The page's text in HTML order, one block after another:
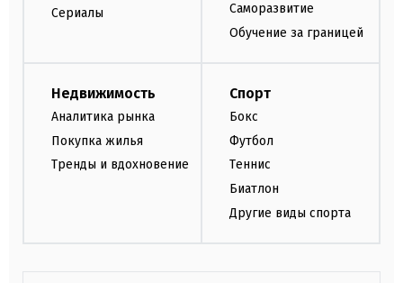
Сериалы
Саморазвитие
Обучение за границей
Недвижимость
Аналитика рынка
Покупка жилья
Тренды и вдохновение
Спорт
Бокс
Футбол
Теннис
Биатлон
Другие виды спорта